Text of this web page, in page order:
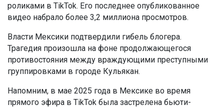
роликами в TikTok. Его последнее опубликованное
видео набрало более 3,2 миллиона просмотров.
Власти Мексики подтвердили гибель блогера.
Трагедия произошла на фоне продолжающегося
противостояния между враждующими преступными
группировками в городе Кульякан.
Напомним, в мае 2025 года в Мексике во время
прямого эфира в TikTok была застрелена бьюти-